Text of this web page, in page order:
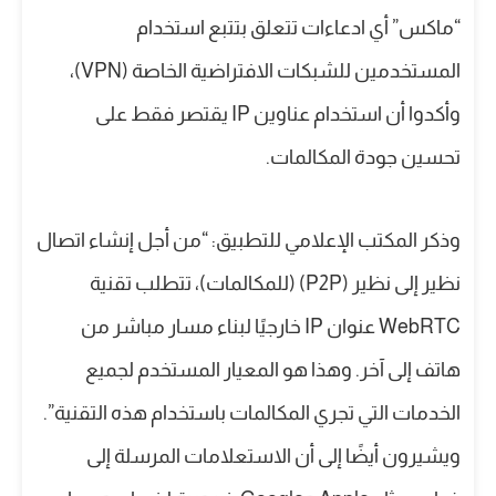
“ماكس” أي ادعاءات تتعلق بتتبع استخدام
المستخدمين للشبكات الافتراضية الخاصة (VPN)،
وأكدوا أن استخدام عناوين IP يقتصر فقط على
تحسين جودة المكالمات.
وذكر المكتب الإعلامي للتطبيق: “من أجل إنشاء اتصال
نظير إلى نظير (P2P) (للمكالمات)، تتطلب تقنية
WebRTC عنوان IP خارجيًا لبناء مسار مباشر من
هاتف إلى آخر. وهذا هو المعيار المستخدم لجميع
الخدمات التي تجري المكالمات باستخدام هذه التقنية”.
ويشيرون أيضًا إلى أن الاستعلامات المرسلة إلى